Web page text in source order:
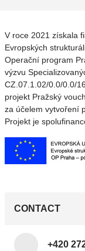
V roce 2021 získala
Evropských
Operační program
výzvu
CZ.07.1.02/0.0/0.0/
projekt Pražský
za účelem vytvoření
Projekt je
CONTACT
+420